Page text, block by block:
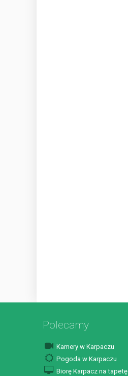
Polecamy
Kamery w Karpaczu
Pogoda w Karpaczu
Biorę Karpacz na tapetę